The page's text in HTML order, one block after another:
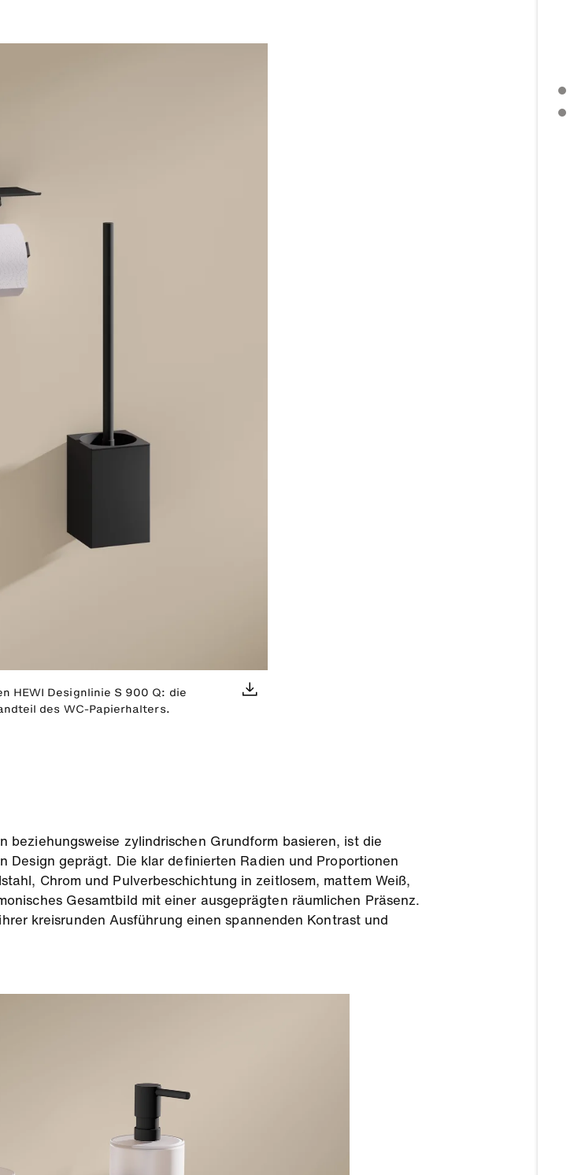
HEWI Designlinie S 900 Q: die
des WC-Papierhalters.
zylindrischen Grundform basieren, ist die
geprägt. Die klar definierten Radien und Proportionen
Chrom und Pulverbeschichtung in zeitlosem, mattem Weiß,
Gesamtbild mit einer ausgeprägten räumlichen Präsenz.
kreisrunden Ausführung einen spannenden Kontrast und